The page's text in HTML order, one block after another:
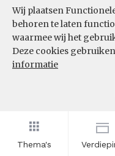
Thema's
Wij plaatsen
behoren te laten
waarmee wij het
Deze cookies
informatie
TOP 10
AANDEEL